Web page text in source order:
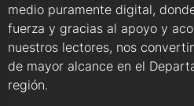
medio puramente digital,
fuerza y gracias al apoyo y
nuestros lectores, nos
de mayor alcance en el
región.